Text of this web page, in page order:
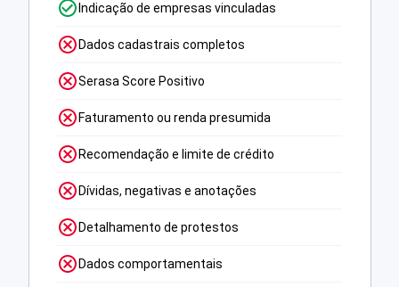
Indicação de empresas vinculadas
Dados cadastrais completos
Serasa Score Positivo
Faturamento ou renda presumida
Recomendação e limite de crédito
Dívidas, negativas e anotações
Detalhamento de protestos
Dados comportamentais